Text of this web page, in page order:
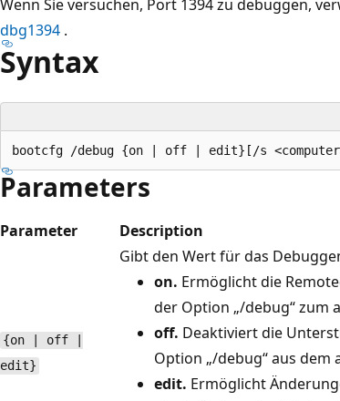
Wenn Sie versuchen, Port 1394 zu debuggen,
dbg1394 .
Syntax
Parameters
Parameter Description
{on | off |
edit}
Gibt den Wert für das
on. Ermöglicht die
der Option „/debug“ zum
off. Deaktiviert die
Option „/debug“ aus dem
edit. Ermöglicht